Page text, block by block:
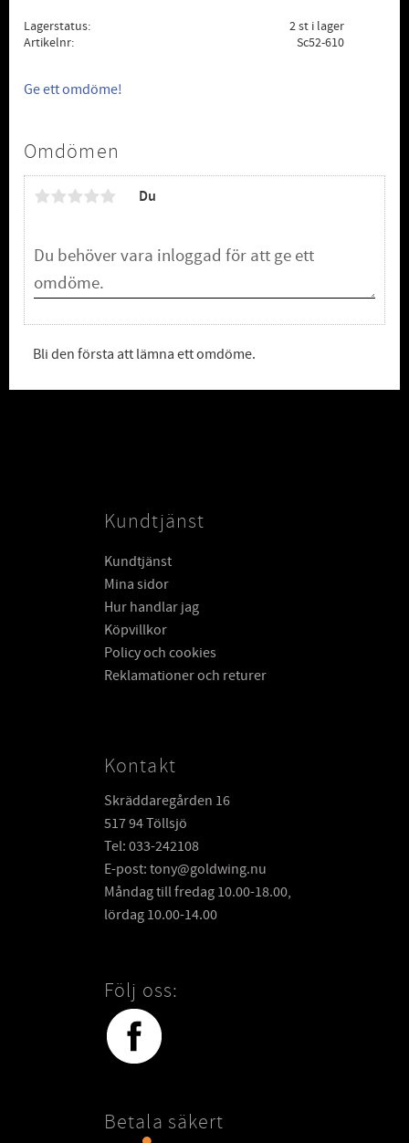
Lagerstatus
2 st i lager
Artikelnr
Sc52-610
Ge ett omdöme!
Omdömen
Du
Bli den första att lämna ett omdöme.
Kundtjänst
Kundtjänst
Mina sidor
Hur handlar jag
Köpvillkor
Policy och cookies
Reklamationer och returer
Kontakt
Skräddaregården 16
517 94 Töllsjö
Tel: 033-242108
E-post: tony@goldwing.nu
Måndag till fredag 10.00-18.00,
lördag 10.00-14.00
Följ oss:
Betala säkert